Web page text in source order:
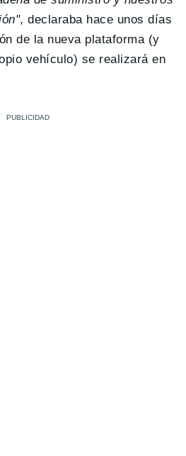
, declaraba hace unos días
de la nueva plataforma (y
vehículo) se realizará en